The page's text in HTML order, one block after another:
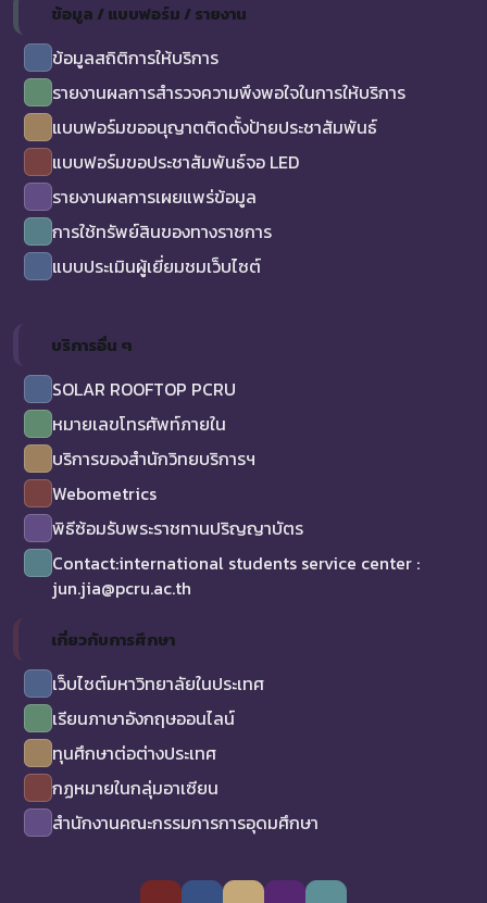
ข้อมูล / แบบฟอร์ม / รายงาน
ข้อมูลสถิติการให้บริการ
รายงานผลการสำรวจความพึงพอใจในการให้บริการ
แบบฟอร์มขออนุญาตติดตั้งป้ายประชาสัมพันธ์
แบบฟอร์มขอประชาสัมพันธ์จอ LED
รายงานผลการเผยแพร่ข้อมูล
การใช้ทรัพย์สินของทางราชการ
แบบประเมินผู้เยี่ยมชมเว็บไซต์
บริการอื่น ๆ
SOLAR ROOFTOP PCRU
หมายเลขโทรศัพท์ภายใน
บริการของสำนักวิทยบริการฯ
Webometrics
พิธีซ้อมรับพระราชทานปริญญาบัตร
Contact:international students service center :
jun.jia@pcru.ac.th
เกี่ยวกับการศึกษา
เว็บไซต์มหาวิทยาลัยในประเทศ
เรียนภาษาอังกฤษออนไลน์
ทุนศึกษาต่อต่างประเทศ
กฏหมายในกลุ่มอาเซียน
สำนักงานคณะกรรมการการอุดมศึกษา